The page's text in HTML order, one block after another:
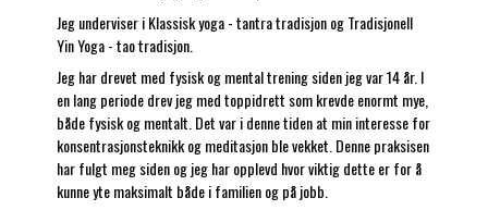
Jeg underviser i Klassisk yoga - tantra tradisjon og Tradisjonell
Yin Yoga - tao tradisjon.
Jeg har drevet med fysisk og mental trening siden jeg var 14 år. I
en lang periode drev jeg med toppidrett som krevde enormt mye,
både fysisk og mentalt. Det var i denne tiden at min interesse for
konsentrasjonsteknikk og meditasjon ble vekket. Denne praksisen
har fulgt meg siden og jeg har opplevd hvor viktig dette er for å
kunne yte maksimalt både i familien og på jobb.